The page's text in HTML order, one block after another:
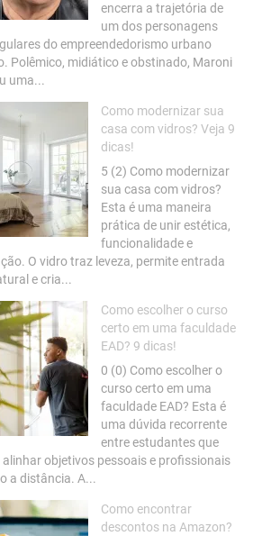
encerra a trajetória de
um dos personagens
do empreendedorismo urbano
Polêmico, midiático e obstinado, Maroni
uma...
Como modernizar sua
casa com vidros? Veja 9
dicas!
5 (2) Como modernizar
sua casa com vidros?
Esta é uma maneira
prática de unir estética,
funcionalidade e
O vidro traz leveza, permite entrada
e cria...
Como escolher o curso
certo em uma faculdade
EAD? 9 dicas!
0 (0) Como escolher o
curso certo em uma
faculdade EAD? Esta é
uma dúvida recorrente
entre estudantes que
alinhar objetivos pessoais e profissionais
a distância. A...
Como encontrar
descontos na Amazon?